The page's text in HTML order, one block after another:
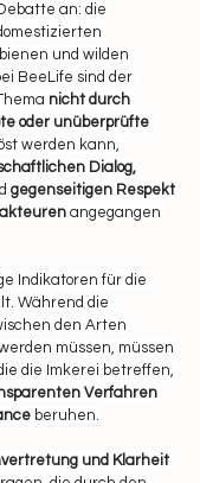
an: die
und wilden
BeeLife sind der
nicht durch
oder unüberprüfte
werden kann,
Dialog,
gegenseitigen Respekt
angegangen
Indikatoren für die
Während die
den Arten
müssen, müssen
die Imkerei betreffen,
Verfahren
beruhen.
und Klarheit